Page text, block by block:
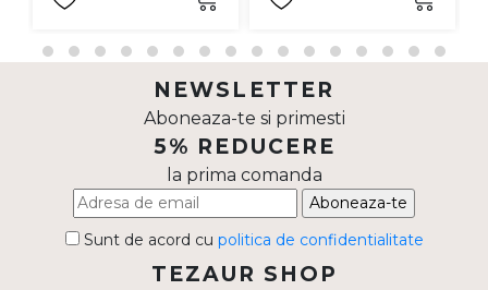
NEWSLETTER
Aboneaza-te si primesti
5% REDUCERE
la prima comanda
Aboneaza-te
Sunt de acord cu politica de confidentialitate
TEZAUR SHOP